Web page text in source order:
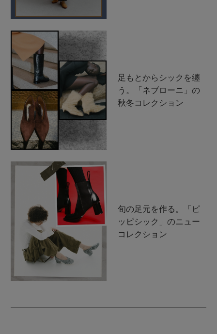
足もとからシックを纏
う。「ネブローニ」の
秋冬コレクション
旬の足元を作る。「ピ
ッピシック」のニュー
コレクション